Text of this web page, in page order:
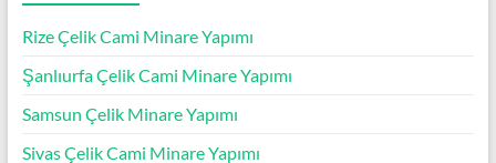
Rize Çelik Cami Minare Yapımı
Şanlıurfa Çelik Cami Minare Yapımı
Samsun Çelik Minare Yapımı
Sivas Çelik Cami Minare Yapımı